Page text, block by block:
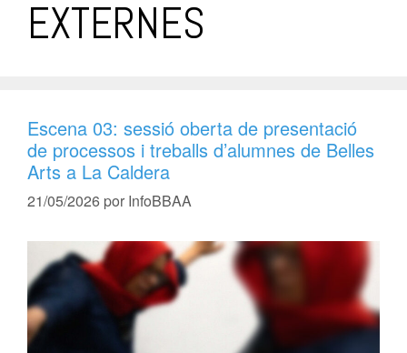
EXTERNES
Escena 03: sessió oberta de presentació
de processos i treballs d’alumnes de Belles
Arts a La Caldera
21/05/2026 por InfoBBAA